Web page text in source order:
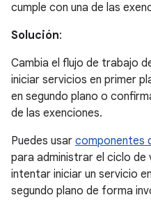
cumple con una de las
Solución:
Cambia el flujo de trabajo
iniciar servicios en primer
en segundo plano o
de las exenciones.
Puedes usar componentes
para administrar el ciclo de
intentar iniciar un servicio
segundo plano de forma